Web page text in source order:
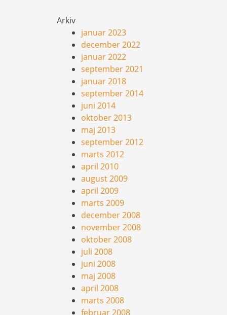
Arkiv
januar 2023
december 2022
januar 2022
september 2021
januar 2018
september 2014
juni 2014
oktober 2013
maj 2013
september 2012
marts 2012
april 2010
august 2009
april 2009
marts 2009
december 2008
november 2008
oktober 2008
juli 2008
juni 2008
maj 2008
april 2008
marts 2008
februar 2008